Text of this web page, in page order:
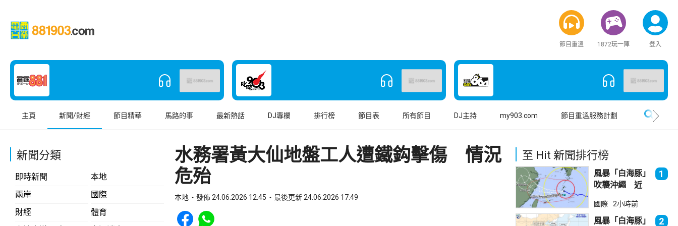
節目重溫 1872玩一陣 登入
主頁 新聞/財經 節目精華 馬路的事 最新熱話 DJ專欄 排行榜 節目表 所有節目 DJ主持 my903.com 節目重溫服務計劃
新聞分類
即時新聞
本地
兩岸
國際
財經
體育
水務署黃大仙地盤工人遭鐵鈎擊傷 情況
危殆
本地 發佈 24.06.2026 12:45 最後更新 24.06.2026 17:49
Share to Facebook
Share to WhatsApp
至 Hit 新聞排行榜
風暴「白海豚」
吹襲沖繩 近
1
國際 2小時前
風暴「白海豚」 2